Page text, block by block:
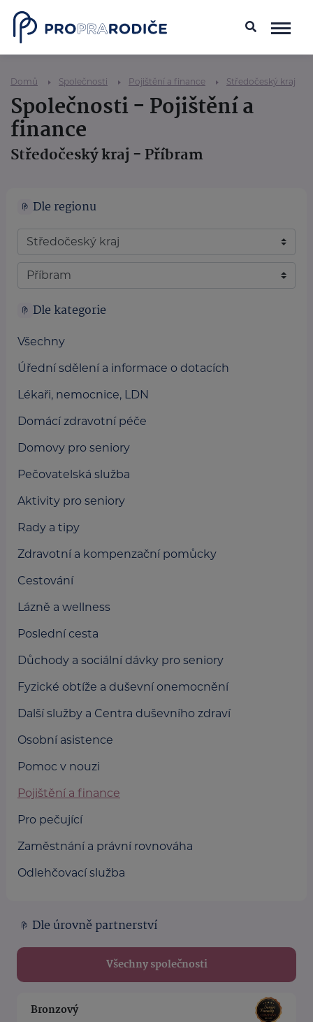
Domů Společnosti Pojištění a finance Středočeský kraj
Společnosti - Pojištění a
finance
Středočeský kraj - Příbram
Dle regionu
Dle kategorie
Všechny
Úřední sdělení a informace o dotacích
Lékaři, nemocnice, LDN
Domácí zdravotní péče
Domovy pro seniory
Pečovatelská služba
Aktivity pro seniory
Rady a tipy
Zdravotní a kompenzační pomůcky
Cestování
Lázně a wellness
Poslední cesta
Důchody a sociální dávky pro seniory
Fyzické obtíže a duševní onemocnění
Další služby a Centra duševního zdraví
Osobní asistence
Pomoc v nouzi
Pojištění a finance
Pro pečující
Zaměstnání a právní rovnováha
Odlehčovací služba
Dle úrovně partnerství
Všechny společnosti
Bronzový